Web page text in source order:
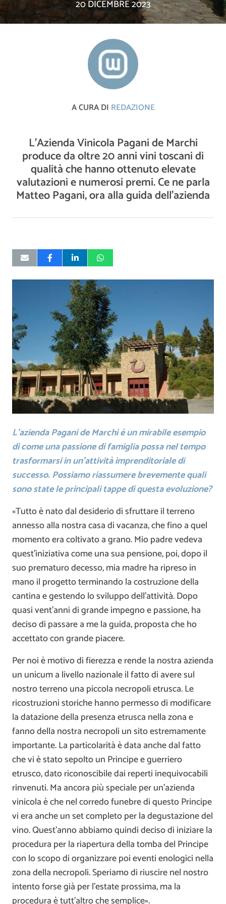
20 DICEMBRE 2023
A CURA DI REDAZIONE
L'Azienda Vinicola Pagani de Marchi
produce da oltre 20 anni vini toscani di
qualità che hanno ottenuto elevate
valutazioni e numerosi premi. Ce ne parla
Matteo Pagani, ora alla guida dell’azienda
L’azienda Pagani de Marchi è un mirabile esempio
di come una passione di famiglia possa nel tempo
trasformarsi in un’attività imprenditoriale di
successo. Possiamo riassumere brevemente quali
sono state le principali tappe di questa evoluzione?
«Tutto è nato dal desiderio di sfruttare il terreno
annesso alla nostra casa di vacanza, che fino a quel
momento era coltivato a grano. Mio padre vedeva
quest’iniziativa come una sua pensione, poi, dopo il
suo prematuro decesso, mia madre ha ripreso in
mano il progetto terminando la costruzione della
cantina e gestendo lo sviluppo dell’attività. Dopo
quasi vent’anni di grande impegno e passione, ha
deciso di passare a me la guida, proposta che ho
accettato con grande piacere.
Per noi è motivo di fierezza e rende la nostra azienda
un unicum a livello nazionale il fatto di avere sul
nostro terreno una piccola necropoli etrusca. Le
ricostruzioni storiche hanno permesso di modificare
la datazione della presenza etrusca nella zona e
fanno della nostra necropoli un sito estremamente
importante. La particolarità è data anche dal fatto
che vi è stato sepolto un Principe e guerriero
etrusco, dato riconoscibile dai reperti inequivocabili
rinvenuti. Ma ancora più speciale per un’azienda
vinicola è che nel corredo funebre di questo Principe
vi era anche un set completo per la degustazione del
vino. Quest’anno abbiamo quindi deciso di iniziare la
procedura per la riapertura della tomba del Principe
con lo scopo di organizzare poi eventi enologici nella
zona della necropoli. Speriamo di riuscire nel nostro
intento forse già per l’estate prossima, ma la
procedura è tutt’altro che semplice».